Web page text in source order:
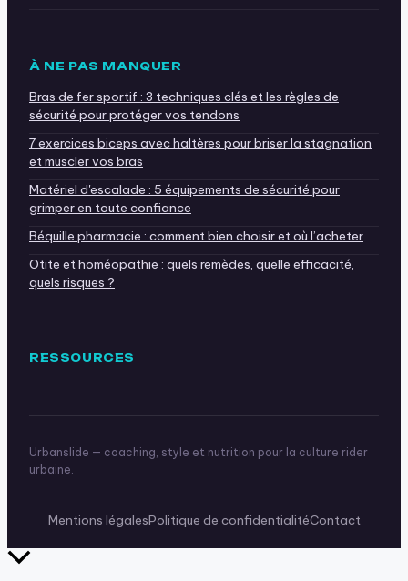
À NE PAS MANQUER
Bras de fer sportif : 3 techniques clés et les règles de
sécurité pour protéger vos tendons
7 exercices biceps avec haltères pour briser la stagnation
et muscler vos bras
Matériel d'escalade : 5 équipements de sécurité pour
grimper en toute confiance
Béquille pharmacie : comment bien choisir et où l’acheter
Otite et homéopathie : quels remèdes, quelle efficacité,
quels risques ?
RESSOURCES
Urbanslide — coaching, style et nutrition pour la culture rider
urbaine.
Mentions légalesPolitique de confidentialitéContact